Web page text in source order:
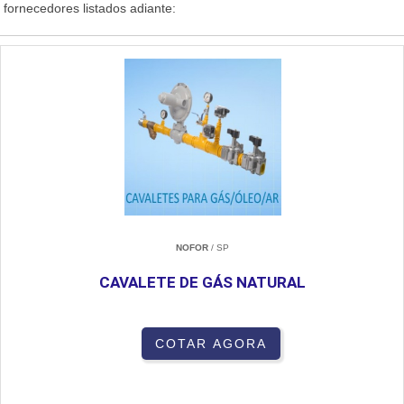
fornecedores listados adiante:
NOFOR/ SP
CAVALETE DE GÁS NATURAL
COTAR AGORA